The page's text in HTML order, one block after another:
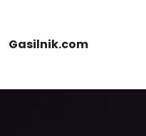
Gasilnik.com